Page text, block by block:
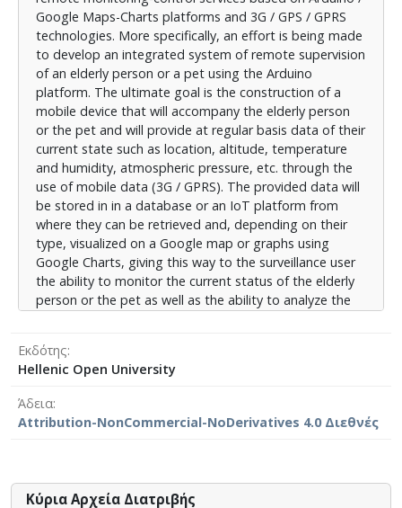
εποπτεία τη δυνατότητα παρακολούθησης της
τρέχουσας κατάστασης του ηλικιωμένου ή του ζώου
συντροφιάς καθώς και τη δυνατότητα ανάλυσης του
ιστορικού αυτών των δεδομένων από όπου θα
μπορούν να αντληθούν χρήσιμες πληροφορίες. Στο
πλαίσιο της πτυχιακής εργασίας γίνεται μία
προσπάθεια ανάλυσης των βασικών δομικών
στοιχείων που χρησιμοποιήθηκαν για την δημιουργία
του συστήματος, είτε αυτά αφορούν στο υλικό
κομμάτι της υλοποίησης, είτε στο λογισμικό μέρος
αυτής. Παρουσιάζονται μεταξύ άλλων, τα τεχνικά
χαρακτηριστικά της πλακέτας Arduino που
χρησιμοποιήθηκε καθώς και των διαφόρων shields,
πλακετών και αισθητήρων που την πλαισίωσαν όπως
επίσης και σχηματική απεικόνιση του κυκλώματος και
των συνδέσεων αυτών. Αναλύονται τεχνολογίες
(MySQL, Apache Web Server, PHP), οι διαθέσιμες
Υπηρεσίες Διαδικτύου (SOAP, REST) καθώς και τα
μορφότυπα ανταλλαγής δεδομένων στο διαδίκτυο
(XML, JSON). Για την ανάπτυξη και διασύνδεση των
ανωτέρω γίνεται χρήση διαφόρων γλωσσών
δεδομένων και η JavaScript για τον προγραμματισμό
Google Maps-Charts platforms and 3G / GPS / GPRS
technologies. More specifically, an effort is being made
to develop an integrated system of remote supervision
of an elderly person or a pet using the Arduino
platform. The ultimate goal is the construction of a
mobile device that will accompany the elderly person
or the pet and will provide at regular basis data of their
current state such as location, altitude, temperature
and humidity, atmospheric pressure, etc. through the
use of mobile data (3G / GPRS). The provided data will
be stored in in a database or an IoT platform from
where they can be retrieved and, depending on their
type, visualized on a Google map or graphs using
Google Charts, giving this way to the surveillance user
the ability to monitor the current status of the elderly
person or the pet as well as the ability to analyze the
made to examine the basic structural elements of the
hardware and software part of the developed system.
board used are presented, as well as the various
shields, boards and sensors that framed it. Also, the
analyzed technologies related to internet databases
Εκδότης
Hellenic Open University
Άδεια
Attribution-NonCommercial-NoDerivatives 4.0 Διεθνές
Κύρια Αρχεία Διατριβής